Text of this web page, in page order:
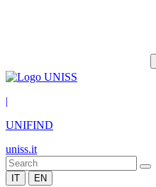
|
UNIFIND
uniss.it
IT EN